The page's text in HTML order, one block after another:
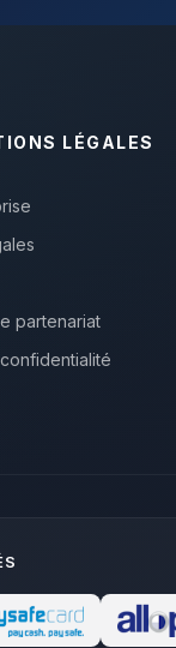
LÉGALES
partenariat